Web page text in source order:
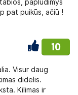
paplūdimys
pat puikūs, ačiū !
10
Visur daug
didelis.
Kilimas ir